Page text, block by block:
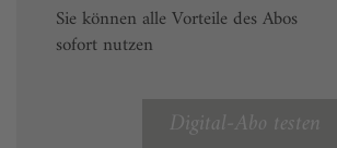
Sie können alle Vorteile des Abos
sofort nutzen
Digital-Abo testen